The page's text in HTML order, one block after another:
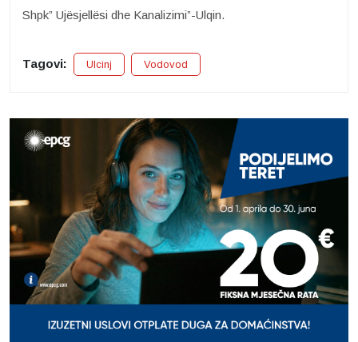
Shpk” Ujësjellësi dhe Kanalizimi”-Ulqin.
Tagovi: Ulcinj Vodovod